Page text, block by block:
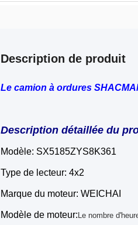
Description de produit
Le camion à ordures
Description détaillée du
Modèle: SX5185ZYS8K361
Type de lecteur: 4x2
Marque du moteur: WEICHAI
Modèle de moteur: Le nombre